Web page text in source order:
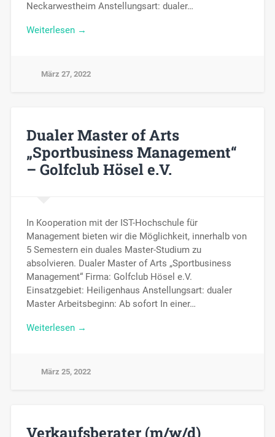
Neckarwestheim Anstellungsart: dualer…
Weiterlesen →
März 27, 2022
Dualer Master of Arts
„Sportbusiness Management“
– Golfclub Hösel e.V.
In Kooperation mit der IST-Hochschule für
Management bieten wir die Möglichkeit, innerhalb von
5 Semestern ein duales Master-Studium zu
absolvieren. Dualer Master of Arts „Sportbusiness
Management“ Firma: Golfclub Hösel e.V.
Einsatzgebiet: Heiligenhaus Anstellungsart: dualer
Master Arbeitsbeginn: Ab sofort In einer…
Weiterlesen →
März 25, 2022
Verkaufsberater (m/w/d)